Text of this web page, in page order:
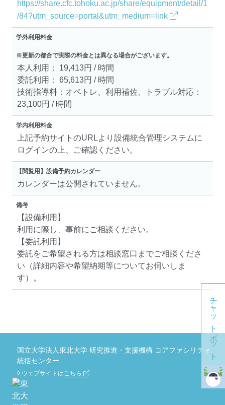
https://share.cfc.tohoku.ac.jp/share/equipment/detail/1
/84?utm_source=portal&utm_medium=link
学外利用料金
※更新の都合で実際の料金とは異なる場合がございます。
本人利用： 19,413円 / 時間
委託利用： 65,613円 / 時間
技術指導料：オペトレ、利用補佐、トラブル対応：
23,100円 / 時間
学内利用料金
上記予約サイトのURLより設備統合管理システムに
ログインの上、ご確認ください。
【閲覧用】設備予約カレンダー
カレンダーは公開されていません。
備考
【設備利用】
利用に際し、事前にご相談ください。
【委託利用】
委託をご希望される方は相談窓口までご相談くださ
い（詳細内容や希望納期等についてお伺いしま
す）。
チャットボット
国立大学法人東北大学 研究推進・支援機構 コアファシリティ
統括センター
ウェブサイトはこちら